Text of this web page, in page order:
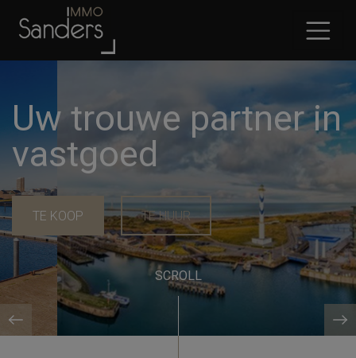
Uw trouwe partner in
vastgoed
TE KOOP TE HUUR
SCROLL